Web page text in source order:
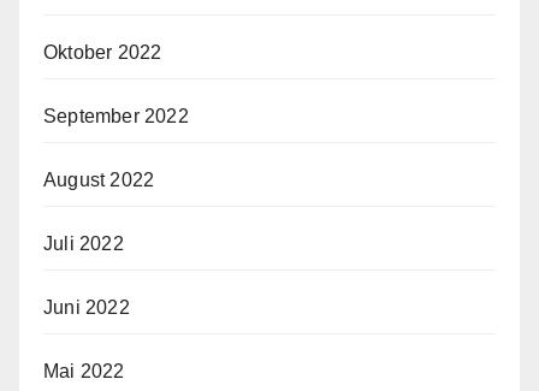
Oktober 2022
September 2022
August 2022
Juli 2022
Juni 2022
Mai 2022